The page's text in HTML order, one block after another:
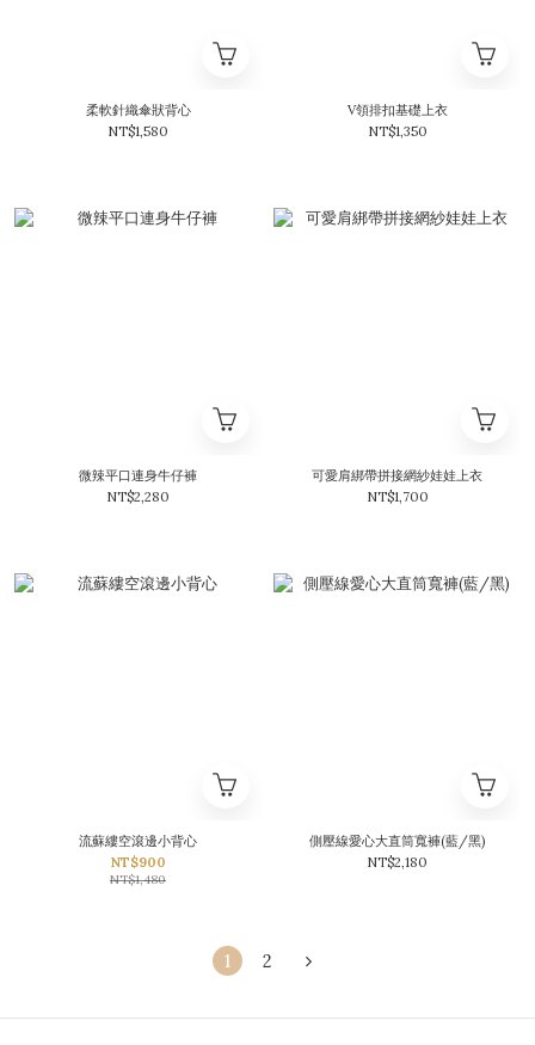
柔軟針織傘狀背心
NT$1,580
V領排扣基礎上衣
NT$1,350
微辣平口連身牛仔褲
NT$2,280
可愛肩綁帶拼接網紗娃娃上衣
NT$1,700
流蘇縷空滾邊小背心
NT$900
NT$1,480
側壓線愛心大直筒寬褲(藍/黑)
NT$2,180
1 2